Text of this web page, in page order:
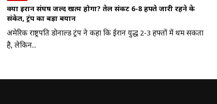
क्या ईरान संघर्ष जल्द खत्म होगा? तेल संकट 6-8 हफ्ते जारी रहने के
संकेत, ट्रंप का बड़ा बयान
अमेरिकी राष्ट्रपति डोनाल्ड ट्रंप ने कहा कि ईरान युद्ध 2-3 हफ्तों में थम सकता
है, लेकिन...